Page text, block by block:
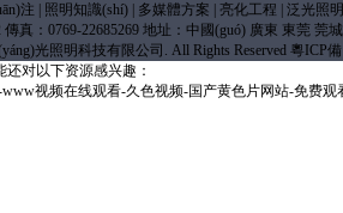
注 照明知識(shí) 多媒體方案 亮化工程
泛光照明
傳真：0769-22685269 地址：中國(guó) 廣東 東莞 莞
光照明科技有限公司. All Rights Reserved 粵ICP備
对以下资源感兴趣：
视频在线观看-久色视频-国产黄色片网站-免费